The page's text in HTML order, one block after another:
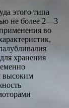
этого типа
не более 2—3
во
хранения
высоким